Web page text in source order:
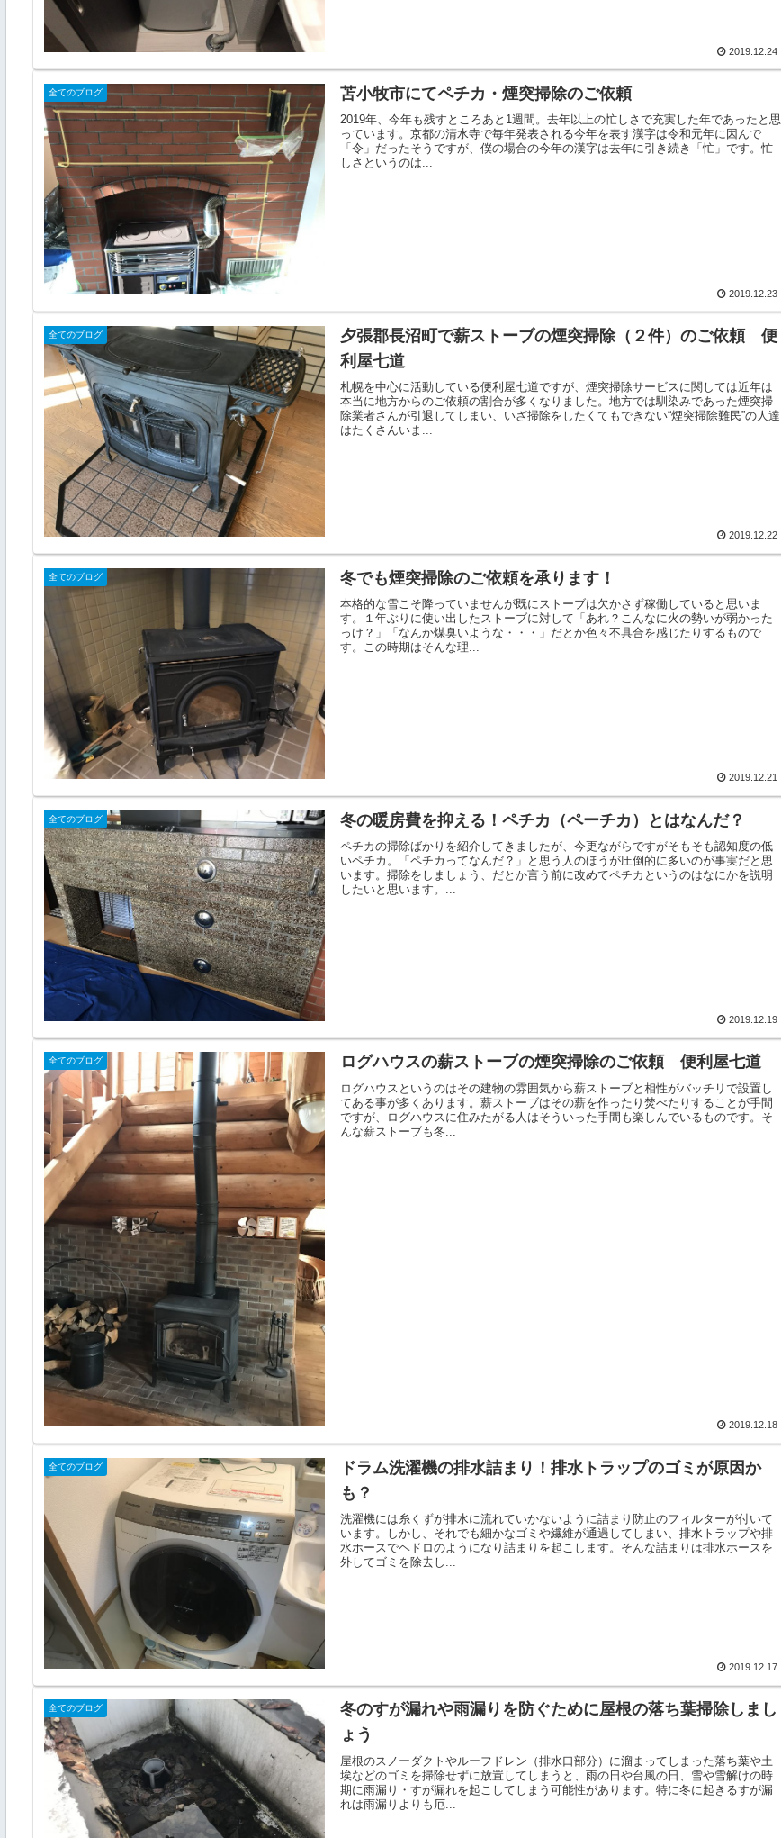
2019.12.24
全てのブログ 苫小牧市にてペチカ・煙突掃除のご依頼
2019年、今年も残すところあと1週間。去年以上の忙しさで充実した年であったと思
っています。京都の清水寺で毎年発表される今年を表す漢字は令和元年に因んで
「令」だったそうですが、僕の場合の今年の漢字は去年に引き続き「忙」です。忙
しさというのは...
2019.12.23
全てのブログ
夕張郡長沼町で薪ストーブの煙突掃除（２件）のご依頼 便
利屋七道
札幌を中心に活動している便利屋七道ですが、煙突掃除サービスに関しては近年は
本当に地方からのご依頼の割合が多くなりました。地方では馴染みであった煙突掃
除業者さんが引退してしまい、いざ掃除をしたくてもできない“煙突掃除難民”の人達
はたくさんいま...
2019.12.22
全てのブログ 冬でも煙突掃除のご依頼を承ります！
本格的な雪こそ降っていませんが既にストーブは欠かさず稼働していると思いま
す。１年ぶりに使い出したストーブに対して「あれ？こんなに火の勢いが弱かった
っけ？」「なんか煤臭いような・・・」だとか色々不具合を感じたりするもので
す。この時期はそんな理...
2019.12.21
全てのブログ 冬の暖房費を抑える！ペチカ（ペーチカ）とはなんだ？
ペチカの掃除ばかりを紹介してきましたが、今更ながらですがそもそも認知度の低
いペチカ。「ペチカってなんだ？」と思う人のほうが圧倒的に多いのが事実だと思
います。掃除をしましょう、だとか言う前に改めてペチカというのはなにかを説明
したいと思います。...
2019.12.19
全てのブログ ログハウスの薪ストーブの煙突掃除のご依頼 便利屋七道
ログハウスというのはその建物の雰囲気から薪ストーブと相性がバッチリで設置し
てある事が多くあります。薪ストーブはその薪を作ったり焚べたりすることが手間
ですが、ログハウスに住みたがる人はそういった手間も楽しんでいるものです。そ
んな薪ストーブも冬...
2019.12.18
全てのブログ
ドラム洗濯機の排水詰まり！排水トラップのゴミが原因か
も？
洗濯機には糸くずが排水に流れていかないように詰まり防止のフィルターが付いて
います。しかし、それでも細かなゴミや繊維が通過してしまい、排水トラップや排
水ホースでヘドロのようになり詰まりを起こします。そんな詰まりは排水ホースを
外してゴミを除去し...
2019.12.17
全てのブログ
冬のすが漏れや雨漏りを防ぐために屋根の落ち葉掃除しまし
ょう
屋根のスノーダクトやルーフドレン（排水口部分）に溜まってしまった落ち葉や土
埃などのゴミを掃除せずに放置してしまうと、雨の日や台風の日、雪や雪解けの時
期に雨漏り・すが漏れを起こしてしまう可能性があります。特に冬に起きるすが漏
れは雨漏りよりも厄...